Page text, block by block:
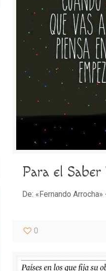
Para el
De: «Fernando
0